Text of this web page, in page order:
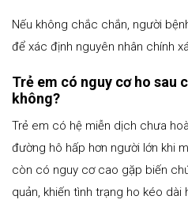
Nếu không chắc chắn, người
để xác định nguyên nhân chính
Trẻ em có nguy cơ ho sau
không?
Trẻ em có hệ miễn dịch chưa
đường hô hấp hơn người lớn khi
còn có nguy cơ cao gặp biến
quản, khiến tình trạng ho kéo dài